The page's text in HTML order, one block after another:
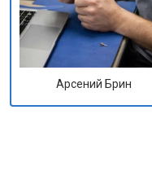
Арсений Брин